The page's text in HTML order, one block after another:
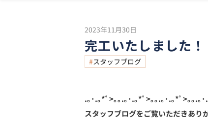
2023年11月30日
完工いたしました！
スタッフブログ
.｡･.｡*ﾟ>｡｡.｡･.｡*ﾟ>｡｡.｡･.｡*ﾟ>｡｡.｡･
スタッフブログをご覧いただきあり